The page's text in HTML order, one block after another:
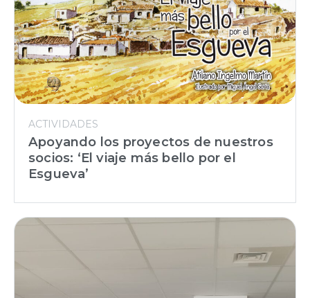
ACTIVIDADES
Apoyando los proyectos de nuestros
socios: ‘El viaje más bello por el
Esgueva’